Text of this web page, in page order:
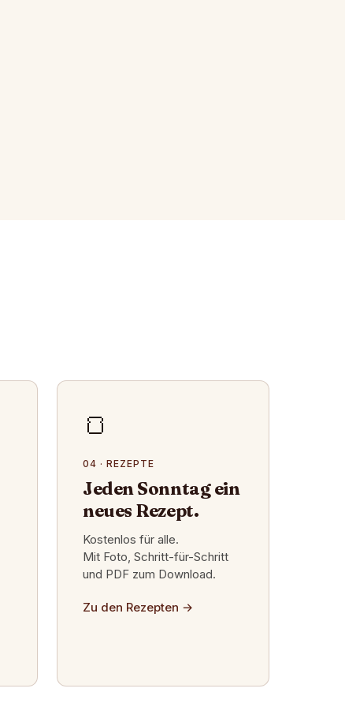
🍞
04 · REZEPTE
Jeden Sonntag ein
neues Rezept.
Kostenlos für alle.
Mit Foto, Schritt-für-Schritt
und PDF zum Download.
Zu den Rezepten →